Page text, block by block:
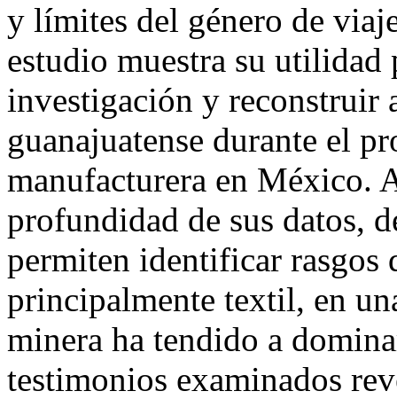
y límites del género de
estudio muestra su utilidad
investigación y reconstruir
guanajuatense durante el
manufacturera en México.
profundidad de sus datos,
permiten identificar rasgos
principalmente textil, en
minera ha tendido a
testimonios examinados